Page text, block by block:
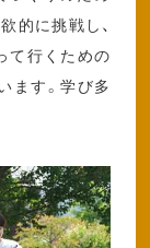
的に挑戦し、
て行くための
ます。学び多